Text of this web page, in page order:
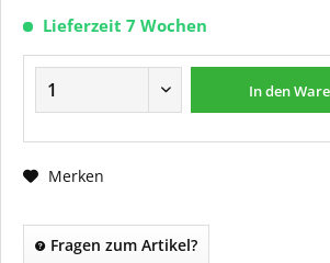
Lieferzeit 7 Wochen
In den
Merken
Fragen zum Artikel?